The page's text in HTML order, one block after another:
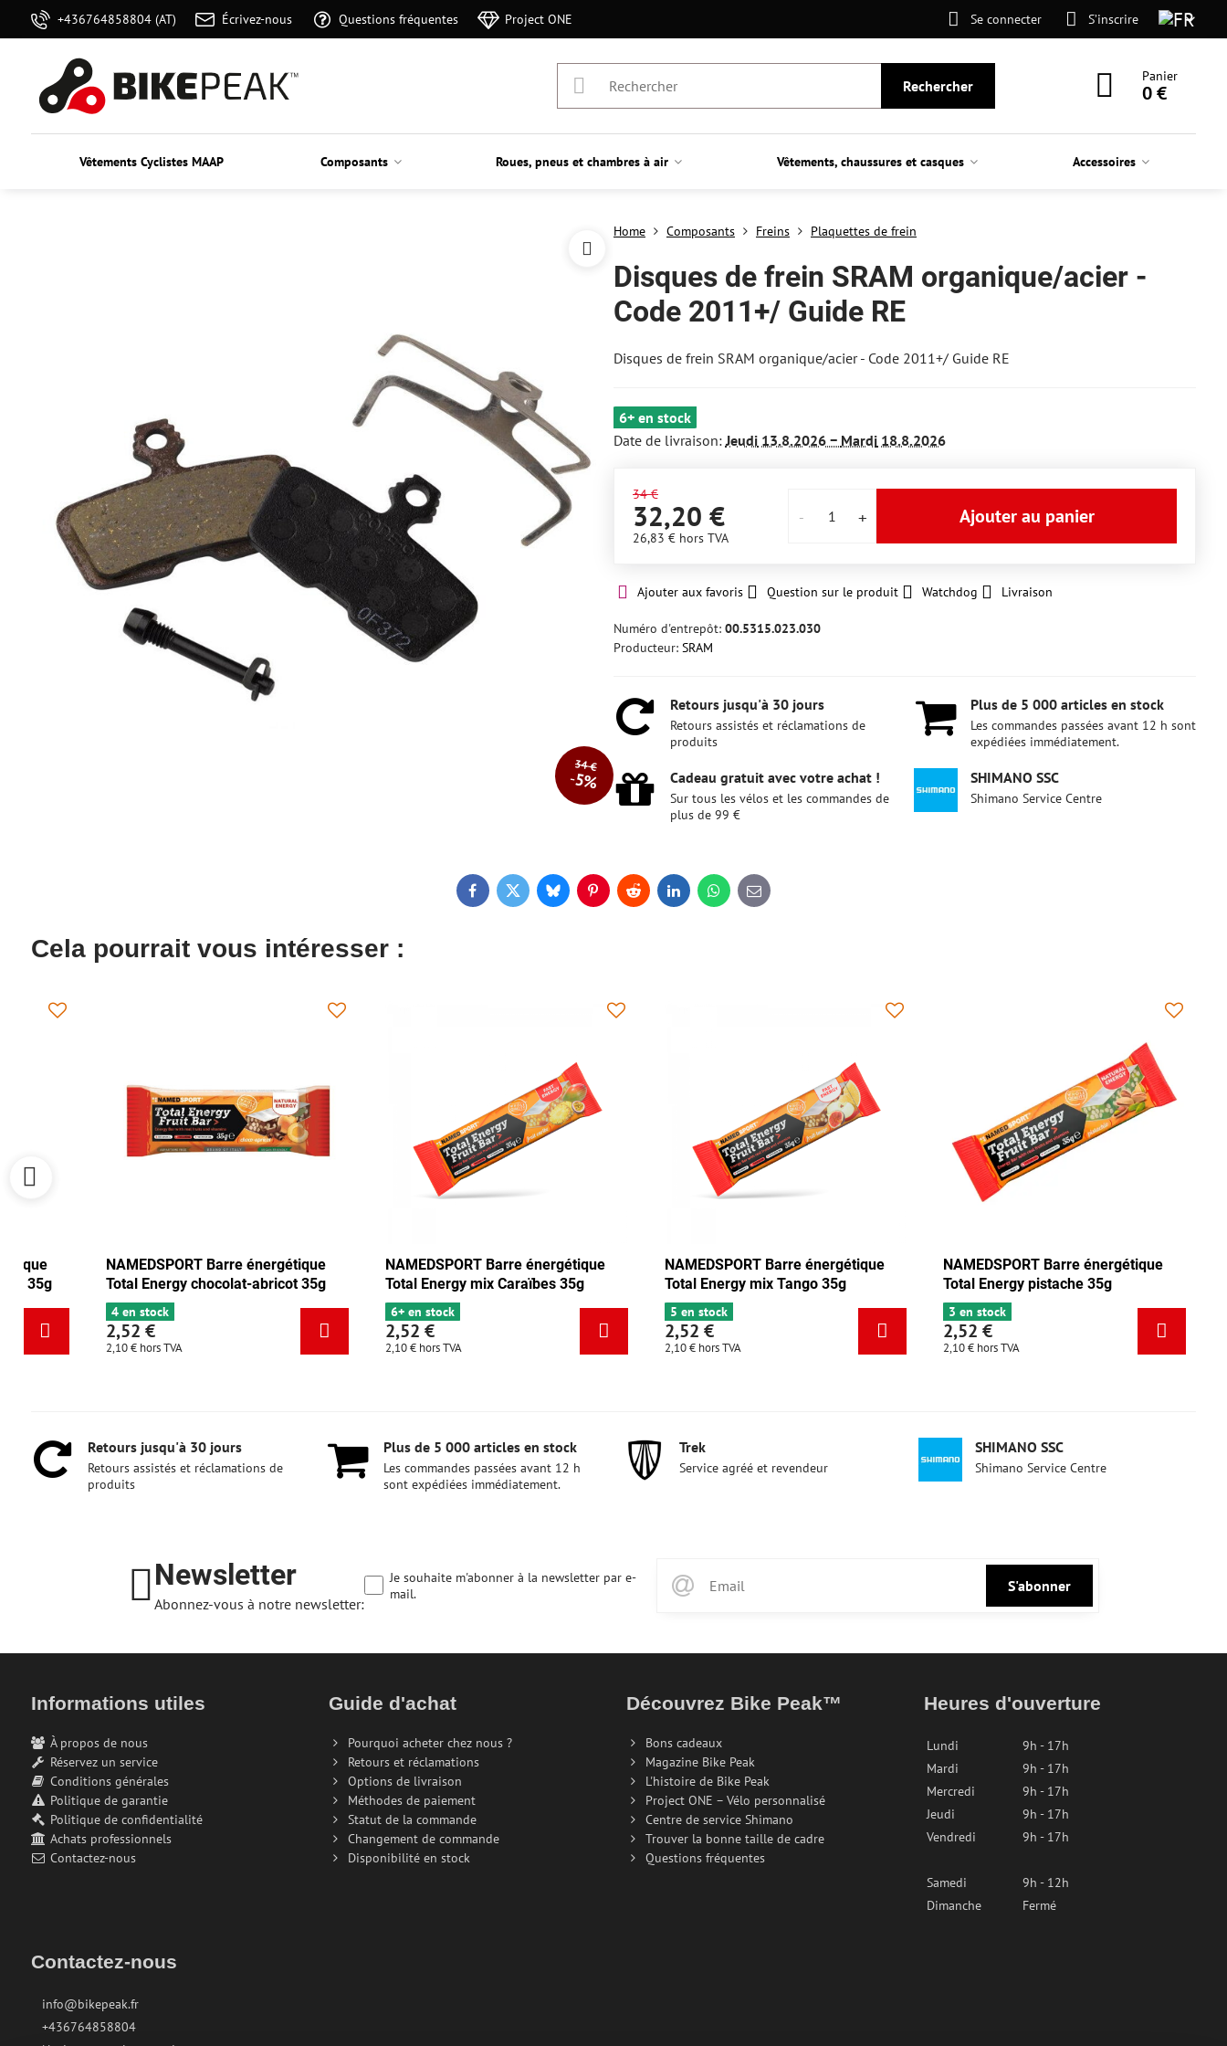
+436764858804 (AT) Écrivez-nous Questions fréquentes Project ONE Se connecter S’inscrire
Rechercher
Panier
0 €
Vêtements Cyclistes MAAP Composants Roues, pneus et chambres à air Vêtements, chaussures et casques Accessoires
34 €
5%
Home Composants Freins Plaquettes de frein
Disques de frein SRAM organique/acier -
Code 2011+/ Guide RE
Disques de frein SRAM organique/acier - Code 2011+/ Guide RE
6+ en stock
Date de livraison:Jeudi13.8.2026 − Mardi18.8.2026
34 €
32,20 €
26,83 € hors TVA
Ajouter au panier
Ajouter aux favoris Question sur le produit Watchdog Livraison
Numéro d'entrepôt: 00.5315.023.030
Producteur: SRAM
Retours jusqu'à 30 jours
Retours assistés et réclamations de
produits
Plus de 5 000 articles en stock
Les commandes passées avant 12 h sont
expédiées immédiatement.
Cadeau gratuit avec votre achat !
Sur tous les vélos et les commandes de
plus de 99 €
SHIMANO SSC
Shimano Service Centre
FacebookTwitterBlueskyPinterestRedditLinkedInWhatsApp
E-
mail
Cela pourrait vous intéresser :
NAMEDSPORT Barre énergétique
Total Energy canneberge-noix 35g
6+ en stock
2,52 €
hors TVA
NAMEDSPORT Barre énergétique
Total Energy chocolat-abricot 35g
4 en stock
2,52 €
hors TVA
NAMEDSPORT Barre énergétique
Total Energy mix Caraïbes 35g
6+ en stock
2,52 €
hors TVA
NAMEDSPORT Barre énergétique
Total Energy mix Tango 35g
5 en stock
2,52 €
hors TVA
3 en stock
2,52 €
Retours jusqu'à 30 jours
Retours assistés et réclamations de
produits
Plus de 5 000 articles en stock
Les commandes passées avant 12 h
sont expédiées immédiatement.
Trek
Service agréé et revendeur
SHIMANO SSC
Shimano Service Centre
Newsletter
Abonnez-vous à notre newsletter:
S'abonner
Je souhaite m'abonner à la newsletter par e-
mail.
Informations utiles
À propos de nous
Réservez un service
Conditions générales
Politique de garantie
Politique de confidentialité
Achats professionnels
Contactez-nous
Guide d'achat
Pourquoi acheter chez nous ?
Retours et réclamations
Options de livraison
Méthodes de paiement
Statut de la commande
Changement de commande
Disponibilité en stock
Découvrez Bike Peak™
Bons cadeaux
Magazine Bike Peak
L'histoire de Bike Peak
Project ONE – Vélo personnalisé
Centre de service Shimano
Trouver la bonne taille de cadre
Questions fréquentes
Heures d'ouverture
Lundi
9h - 17h
Mardi
9h - 17h
Mercredi
9h - 17h
Jeudi
9h - 17h
Vendredi
9h - 17h
Samedi
9h - 12h
Dimanche
Fermé
Contactez-nous
info@bikepeak.fr
+436764858804